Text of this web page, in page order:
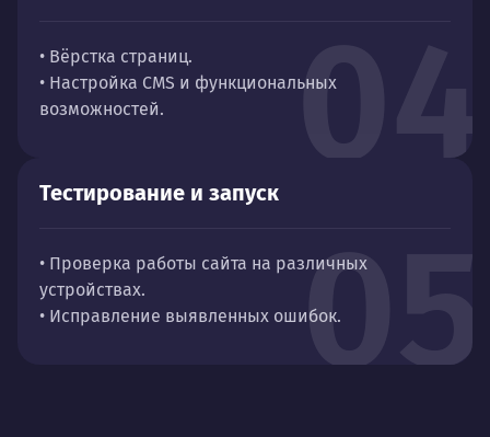
04
• Вёрстка страниц.
• Настройка CMS и функциональных
возможностей.
05
Тестирование и запуск
• Проверка работы сайта на различных
устройствах.
• Исправление выявленных ошибок.